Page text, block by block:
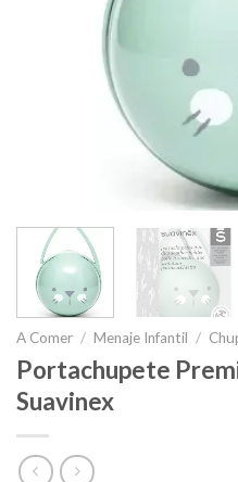
A Comer / Menaje Infantil /
Portachupete
Suavinex